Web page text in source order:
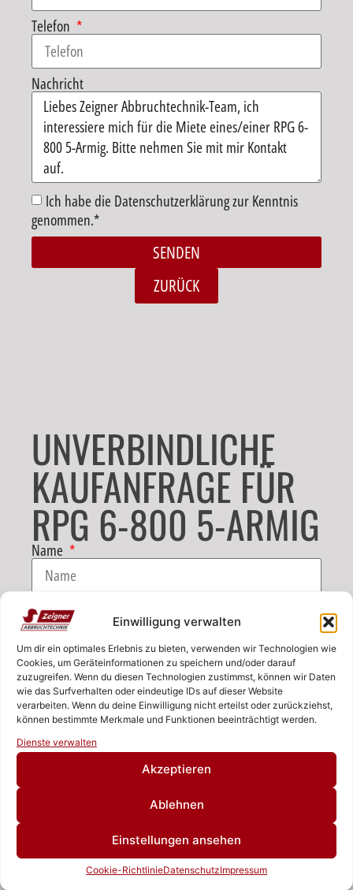
Einwilligung verwalten
Um dir ein optimales Erlebnis zu bieten, verwenden wir Technologien wie
Cookies, um Geräteinformationen zu speichern und/oder darauf
zuzugreifen. Wenn du diesen Technologien zustimmst, können wir Daten
wie das Surfverhalten oder eindeutige IDs auf dieser Website
verarbeiten. Wenn du deine Einwilligung nicht erteilst oder zurückziehst,
können bestimmte Merkmale und Funktionen beeinträchtigt werden.
Dienste verwalten
Akzeptieren
Ablehnen
Einstellungen ansehen
Cookie-RichtlinieDatenschutzImpressum
Telefon
Nachricht
Ich habe die Datenschutzerklärung zur Kenntnis
genommen.*
SENDEN
ZURÜCK
UNVERBINDLICHE
KAUFANFRAGE FÜR
RPG 6-800 5-ARMIG
Name
E-Mail
Telefon
Nachricht
Ich habe die Datenschutzerklärung zur Kenntnis
genommen.*
Rufen Sie uns an!